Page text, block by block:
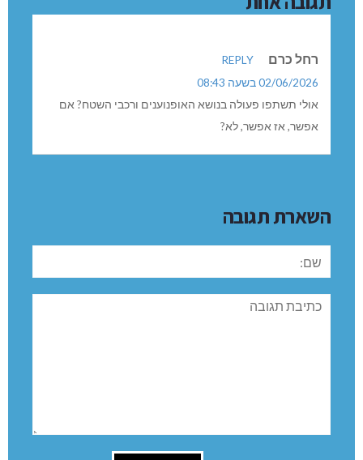
רחל כרם
REPLY
02/06/2026 בשעה 08:43
אולי תשתפו פעולה בנושא האופנוענים ורכבי השטח? אם
אפשר, אז אפשר, לא?
השארת תגובה
תגובה